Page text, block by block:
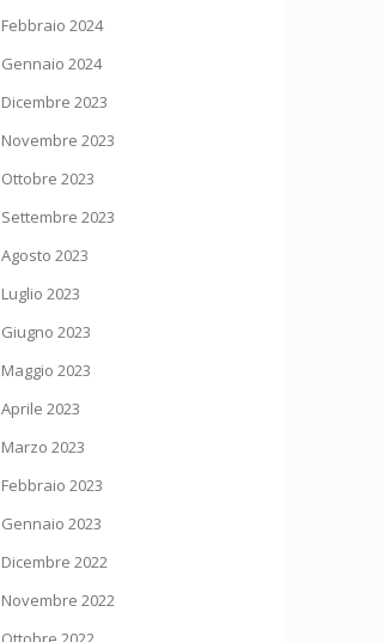
Febbraio 2024
Gennaio 2024
Dicembre 2023
Novembre 2023
Ottobre 2023
Settembre 2023
Agosto 2023
Luglio 2023
Giugno 2023
Maggio 2023
Aprile 2023
Marzo 2023
Febbraio 2023
Gennaio 2023
Dicembre 2022
Novembre 2022